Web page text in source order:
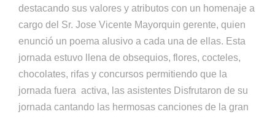
destacando sus valores y atributos con un homenaje a
cargo del Sr. Jose Vicente Mayorquin gerente, quien
enunció un poema alusivo a cada una de ellas. Esta
jornada estuvo llena de obsequios, flores, cocteles,
chocolates, rifas y concursos permitiendo que la
jornada fuera activa, las asistentes Disfrutaron de su
jornada cantando las hermosas canciones de la gran